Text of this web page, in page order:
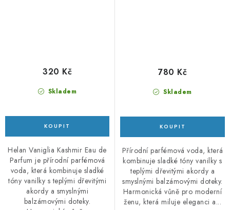
Skladem
320 Kč
Helan Vaniglia Kashmir Eau de
Parfum je přírodní parfémová
voda, která kombinuje sladké
tóny vanilky s teplými dřevitými
akordy a smyslnými
balzámovými doteky.
Skladem
780 Kč
Přírodní parfémová voda, která
kombinuje sladké tóny vanilky s
teplými dřevitými akordy a
smyslnými balzámovými doteky.
Harmonická vůně pro moderní
ženu, která miluje eleganci a...